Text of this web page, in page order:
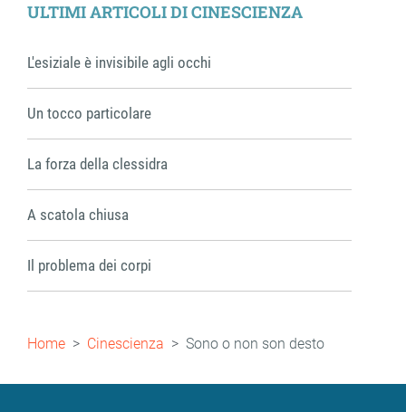
ULTIMI ARTICOLI DI CINESCIENZA
L'esiziale è invisibile agli occhi
Un tocco particolare
La forza della clessidra
A scatola chiusa
Il problema dei corpi
Briciole
Home Cinescienza Sono o non son desto